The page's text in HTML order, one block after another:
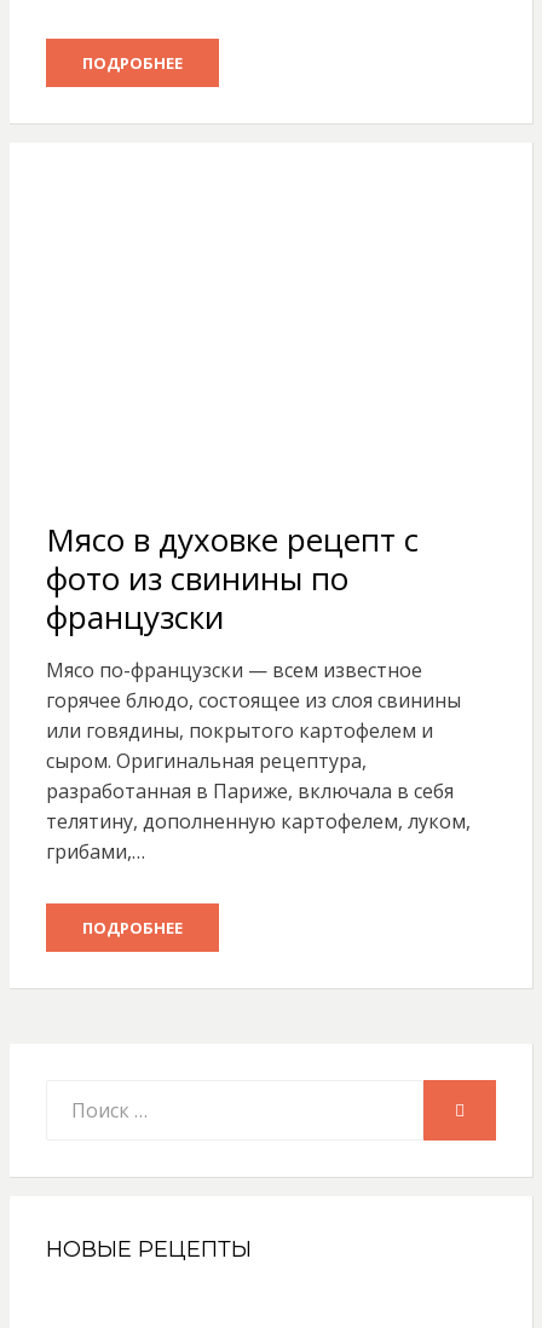
ПОДРОБНЕЕ
Мясо в духовке рецепт с
фото из свинины по
французски
Мясо по-французски — всем известное
горячее блюдо, состоящее из слоя свинины
или говядины, покрытого картофелем и
сыром. Оригинальная рецептура,
разработанная в Париже, включала в себя
телятину, дополненную картофелем, луком,
грибами,…
ПОДРОБНЕЕ
НОВЫЕ РЕЦЕПТЫ